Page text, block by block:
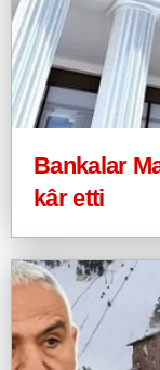
Bankalar
kâr etti